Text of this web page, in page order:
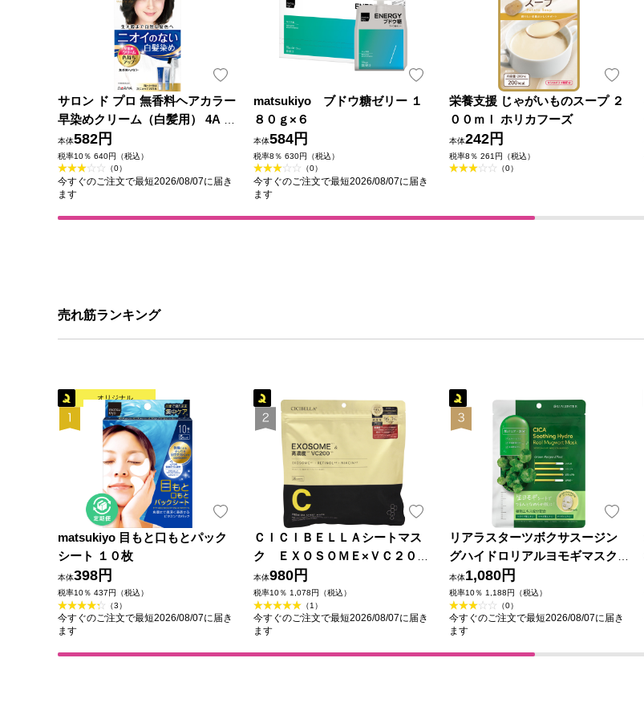
サロン ド プロ 無香料ヘアカラー
早染めクリーム（白髪用） 4A ア
ッシュブラウン ４０ｇ＋４０ｇ
ダリヤ (医薬部外品)
本体582円
税率10％ 640円（税込）
（0）
今すぐのご注文で最短2026/08/07に届き
ます
matsukiyo ブドウ糖ゼリー １
８０ｇ×６
本体584円
税率8％ 630円（税込）
（0）
今すぐのご注文で最短2026/08/07に届き
ます
栄養支援 じゃがいものスープ ２
００ｍｌ ホリカフーズ
本体242円
税率8％ 261円（税込）
（0）
売れ筋ランキング
オリジナル
matsukiyo 目もと口もとパック
シート １０枚
本体398円
税率10％ 437円（税込）
（3）
今すぐのご注文で最短2026/08/07に届き
ます
ＣＩＣＩＢＥＬＬＡシートマス
ク ＥＸＯＳＯＭＥ×ＶＣ２００
３０枚入 Ｌａ Ｂｅｌｌａ
本体980円
税率10％ 1,078円（税込）
（1）
今すぐのご注文で最短2026/08/07に届き
ます
リアラスターツボクサスージン
グハイドロリアルヨモギマスク
７枚 ＬＩＡＬＵＳＴＥＲ
本体1,080円
税率10％ 1,188円（税込）
（0）
今すぐのご注文で最短2026/08/07に届き
ます